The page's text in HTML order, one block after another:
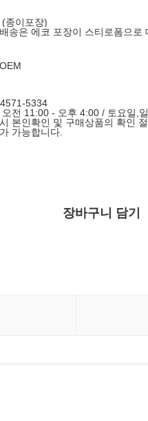
종이포장)
송은 에코 포장이 스티로폼으로
5334
오전 11:00 - 오후 4:00 / 토요일,
본인확인 및 구매상품의 확인
가능합니다.
장바구니 담기